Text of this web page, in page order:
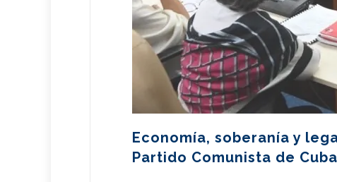
Economía, soberanía y
Partido Comunista de Cuba